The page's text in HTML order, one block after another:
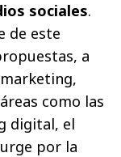
sociales.
de este
a
como las
digital, el
por la